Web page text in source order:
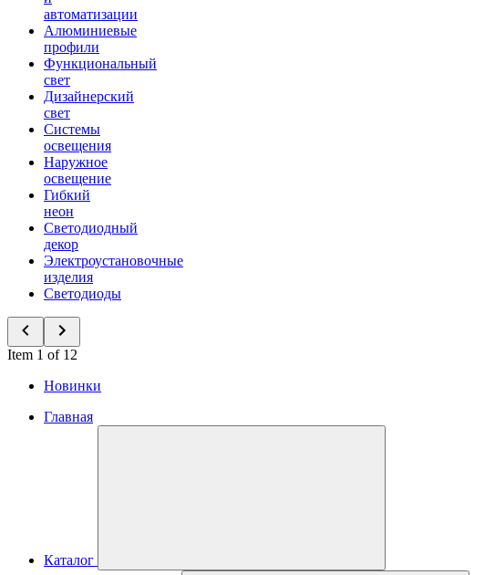
автоматизации
Алюминиевые
профили
Функциональный
свет
Дизайнерский
свет
Системы
освещения
Наружное
освещение
Гибкий
неон
Светодиодный
декор
Электроустановочные
изделия
Светодиоды
Item 1 of 12
Новинки
Главная
Каталог